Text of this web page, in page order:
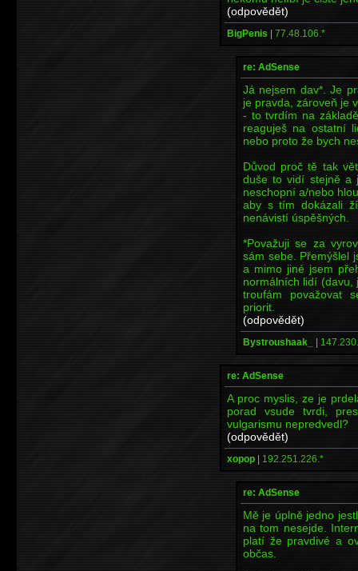
(odpovědět)
BigPenis | 77.48.106.*
re: AdSense
Já nejsem dav*. Je
je pravda, zároveň je
- to tvrdím na
reaguješ na ostatní
nebo proto že bych
Důvod proč tě tak
duše to vidí stejně a
neschopní a/nebo
aby s tím dokázali
nenávistí úspěšných.
*Považuji se za
sám sebe. Přemýšlel
a mimo jiné jsem
normálních lidí (davu,
troufám považovat
priorit.
(odpovědět)
Bystroushaak_ |
re: AdSense
A proc myslis, ze je
porad vsude tvrdi,
vulgarismu nepredvedl?
(odpovědět)
xopop | 192.251.226.*
re: AdSense
Mě je úplně jedno
na tom nesejde.
platí že pravdivé a
občas.